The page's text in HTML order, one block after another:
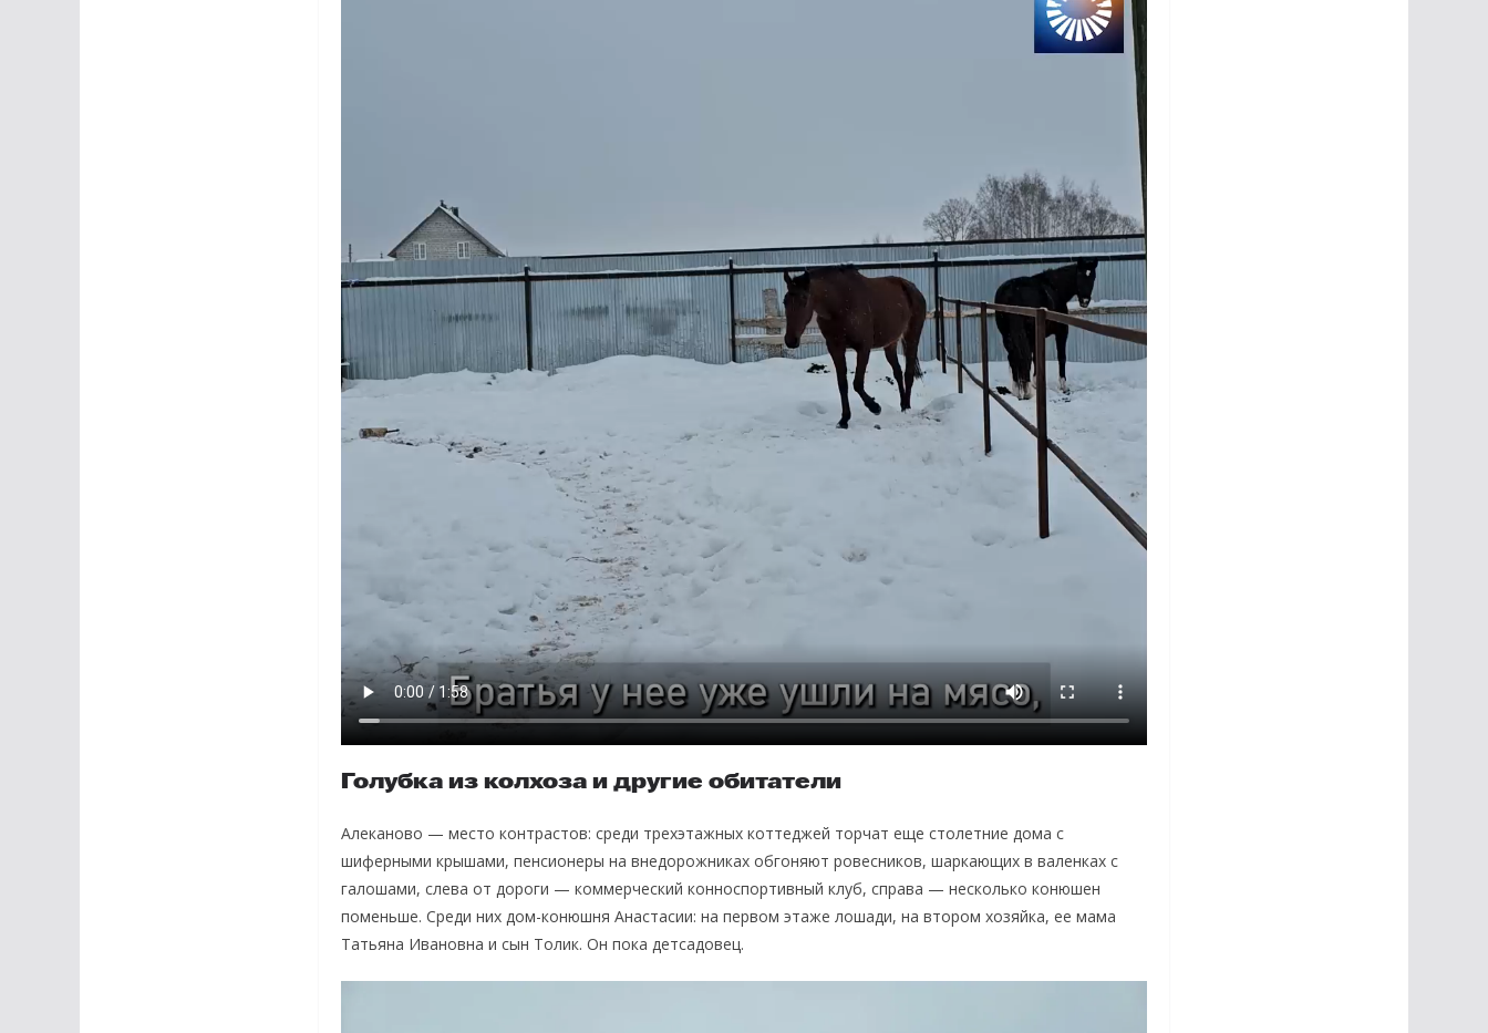
Голубка из колхоза и другие обитатели
Алеканово — место контрастов: среди трехэтажных коттеджей торчат еще столетние дома с
шиферными крышами, пенсионеры на внедорожниках обгоняют ровесников, шаркающих в валенках с
галошами, слева от дороги — коммерческий конноспортивный клуб, справа — несколько конюшен
поменьше. Среди них дом-конюшня Анастасии: на первом этаже лошади, на втором хозяйка, ее мама
Татьяна Ивановна и сын Толик. Он пока детсадовец.